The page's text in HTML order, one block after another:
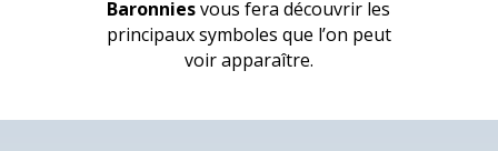
Baronniesvous fera découvrir les
principaux symboles que l’on peut
voir apparaître.